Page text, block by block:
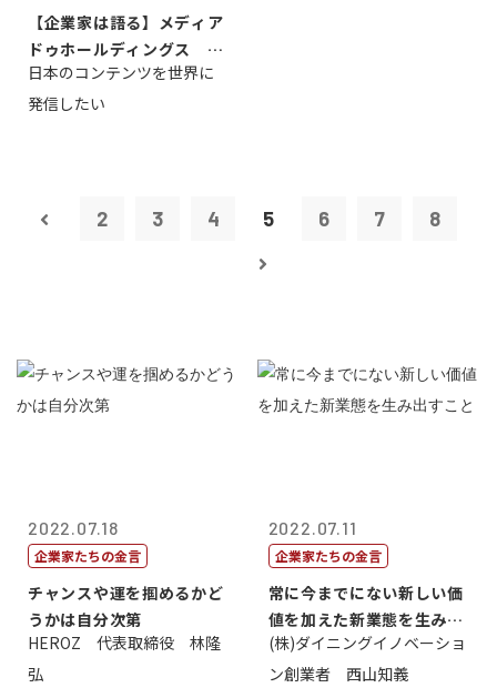
【企業家は語る】メディア
ドゥホールディングス 代
表取締役社長...
日本のコンテンツを世界に
発信したい
2 3 4 5 6 7 8
2022.07.18
企業家たちの金言
チャンスや運を掴めるかど
うかは自分次第
HEROZ 代表取締役 林隆
弘
2022.07.11
企業家たちの金言
常に今までにない新しい価
値を加えた新業態を生み出
すこと
(株)ダイニングイノベーショ
ン創業者 西山知義